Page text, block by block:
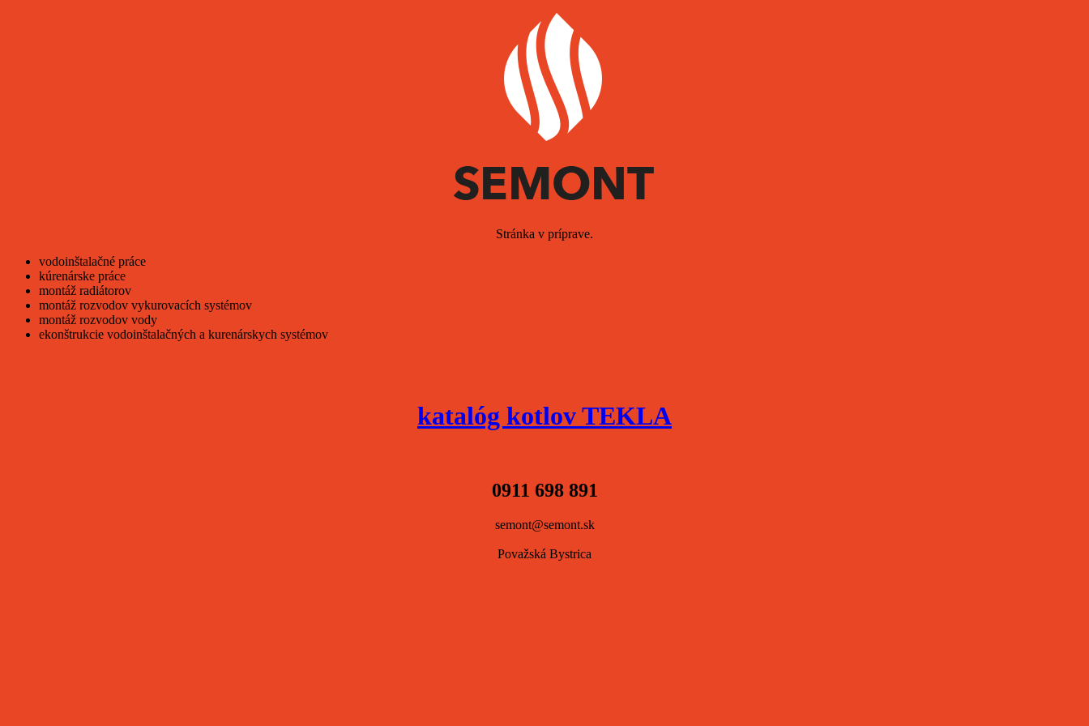
Stránka v príprave.
vodoinštalačné práce
kúrenárske práce
montáž radiátorov
montáž rozvodov vykurovacích systémov
montáž rozvodov vody
ekonštrukcie vodoinštalačných a kurenárskych systémov
katalóg kotlov TEKLA
0911 698 891
semont@semont.sk
Považská Bystrica